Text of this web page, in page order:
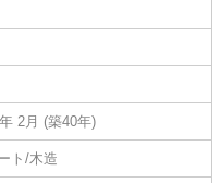
2月 (築40年)
ト/木造